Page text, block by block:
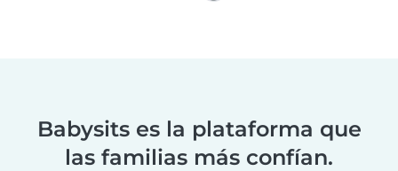
Babysits es la plataforma que
las familias más confían.